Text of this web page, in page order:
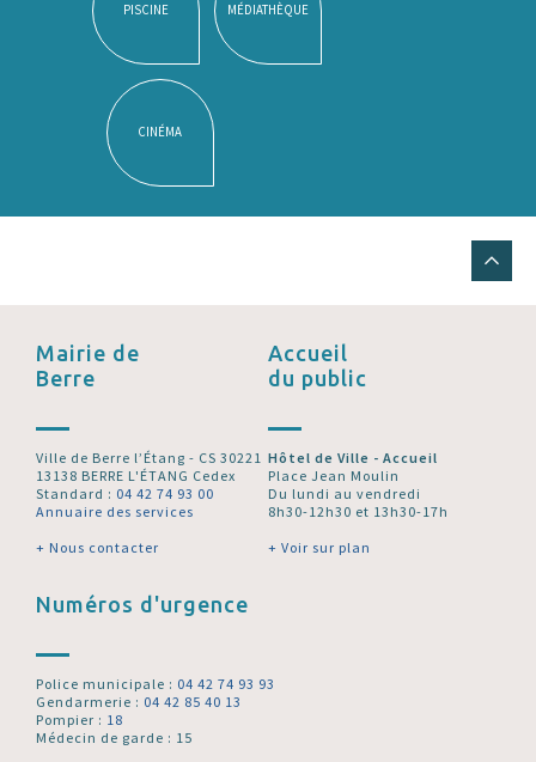
PISCINE MÉDIATHÈQUE
CINÉMA
Mairie de
Berre
Ville de Berre l’Étang - CS 30221
13138 BERRE L'ÉTANG Cedex
Standard : 04 42 74 93 00
Annuaire des services
+ Nous contacter
Accueil
du public
Hôtel de Ville - Accueil
Place Jean Moulin
Du lundi au vendredi
8h30-12h30 et 13h30-17h
+ Voir sur plan
Numéros d'urgence
Police municipale : 04 42 74 93 93
Gendarmerie : 04 42 85 40 13
Pompier : 18
Médecin de garde : 15